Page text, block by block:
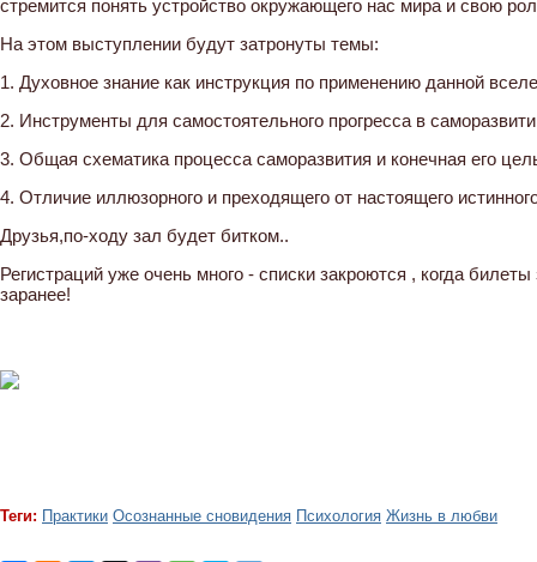
стремится понять устройство окружающего нас мира и свою
На этом выступлении будут затронуты темы:
1. Духовное знание как инструкция по применению данной
2. Инструменты для самостоятельного прогресса в
3. Общая схематика процесса саморазвития и конечная его
4. Отличие иллюзорного и преходящего от настоящего
Друзья,по-ходу зал будет битком..
Регистраций уже очень много - списки закроются , когда
заранее!
Теги: Практики Осознанные сновидения Психология Жизнь в любви